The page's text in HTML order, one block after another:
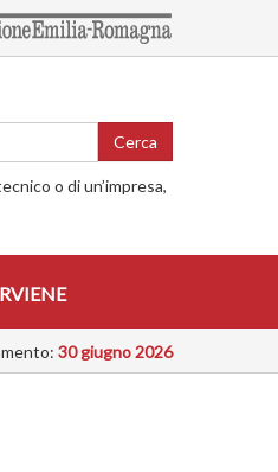
Cerca
o di un’impresa,
30 giugno 2026